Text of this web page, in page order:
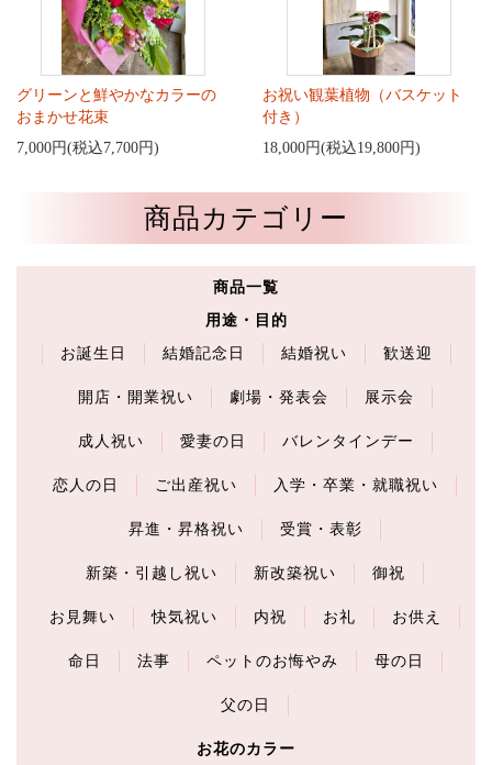
グリーンと鮮やかなカラーの
おまかせ花束
7,000円(税込7,700円)
お祝い観葉植物（バスケット
付き）
18,000円(税込19,800円)
商品カテゴリー
商品一覧
用途・目的
お誕生日
結婚記念日 結婚祝い 歓送迎
開店・開業祝い 劇場・発表会 展示会
成人祝い 愛妻の日 バレンタインデー
恋人の日 ご出産祝い 入学・卒業・就職祝い
昇進・昇格祝い 受賞・表彰
新築・引越し祝い 新改築祝い 御祝
お見舞い 快気祝い 内祝 お礼 お供え
命日 法事 ペットのお悔やみ 母の日
父の日
お花のカラー